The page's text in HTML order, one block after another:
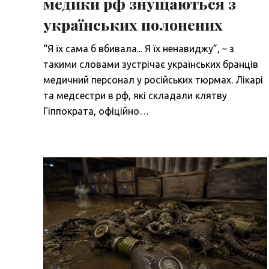
українських полонених
“Я їх сама б вбивала... Я їх ненавиджу”, – з
такими словами зустрічає українських бранців
медичний персонал у російських тюрмах. Лікарі
та медсестри в рф, які складали клятву
Гіппократа, офіційно…